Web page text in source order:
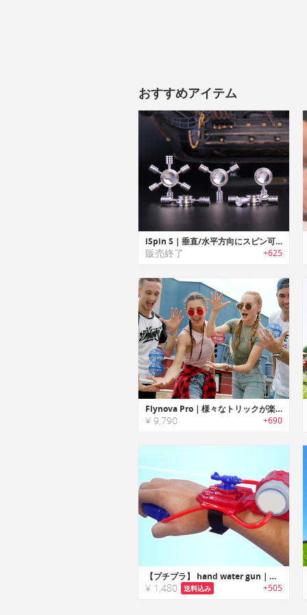
おすすめアイテム
iSpin S｜垂直/水平方向にスピン可能なハンドスピナー「iSpin S」
販売終了 +625
Flynova Pro｜様々なトリックが楽しめるブーメランスピナー「フライノバプロ」
¥ 9,790 +690
【プチプラ】 hand water gun｜手首にはめて使用するハンドウォーターガン
¥ 1,480 送料込み +505